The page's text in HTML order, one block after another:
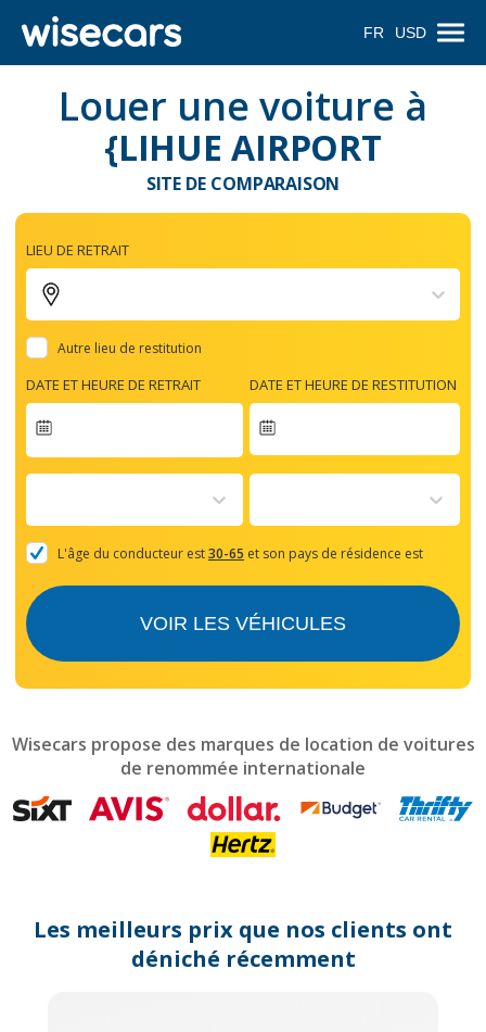
FR USD
Louer une voiture à
{LIHUE AIRPORT
SITE DE COMPARAISON
LIEU DE RETRAIT
Autre lieu de restitution
DATE ET HEURE DE RETRAIT
forward
with
the
and
mark
get
the
dates.
DATE ET HEURE DE RESTITUTION
L'âge du conducteur est30-65 et son pays de résidence est
VOIR LES VÉHICULES
Wisecars propose des marques de location de voitures
de renommée internationale
Les meilleurs prix que nos clients ont
déniché récemment